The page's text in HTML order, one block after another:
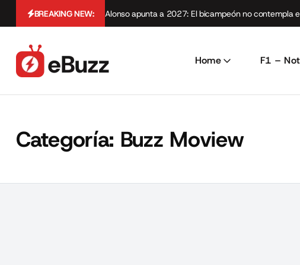
BREAKING NEW: Alonso apunta a 2027: El bicampeón no contempla
Home F1 –
Categoría: Buzz Moview